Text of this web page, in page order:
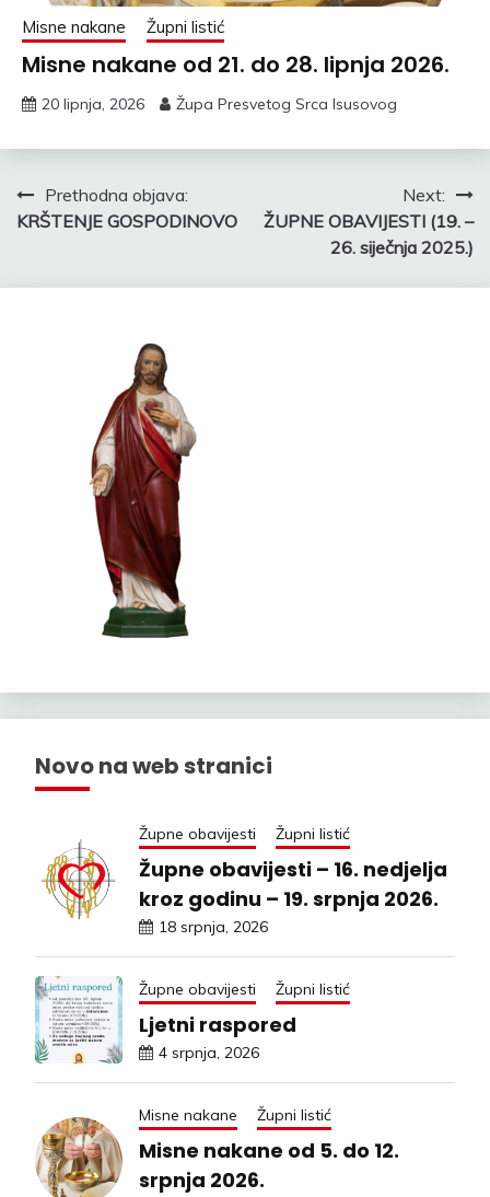
Misne nakane Župni listić
Misne nakane od 21. do 28. lipnja 2026.
20 lipnja, 2026 Župa Presvetog Srca Isusovog
Navigacija
objava
Prethodna objava:
KRŠTENJE GOSPODINOVO
Next:
ŽUPNE OBAVIJESTI (19. –
26. siječnja 2025.)
Novo na web stranici
Župne obavijesti Župni listić
Župne obavijesti – 16. nedjelja
kroz godinu – 19. srpnja 2026.
18 srpnja, 2026
Župne obavijesti Župni listić
Ljetni raspored
4 srpnja, 2026
Misne nakane Župni listić
Misne nakane od 5. do 12.
srpnja 2026.